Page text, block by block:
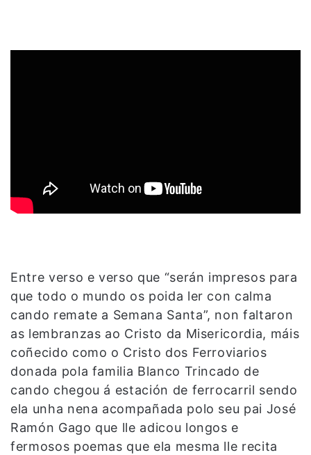
Entre verso e verso que “serán impresos para
que todo o mundo os poida ler con calma
cando remate a Semana Santa”, non faltaron
as lembranzas ao Cristo da Misericordia, máis
coñecido como o Cristo dos Ferroviarios
donada pola familia Blanco Trincado de
cando chegou á estación de ferrocarril sendo
ela unha nena acompañada polo seu pai José
Ramón Gago que lle adicou longos e
fermosos poemas que ela mesma lle recita